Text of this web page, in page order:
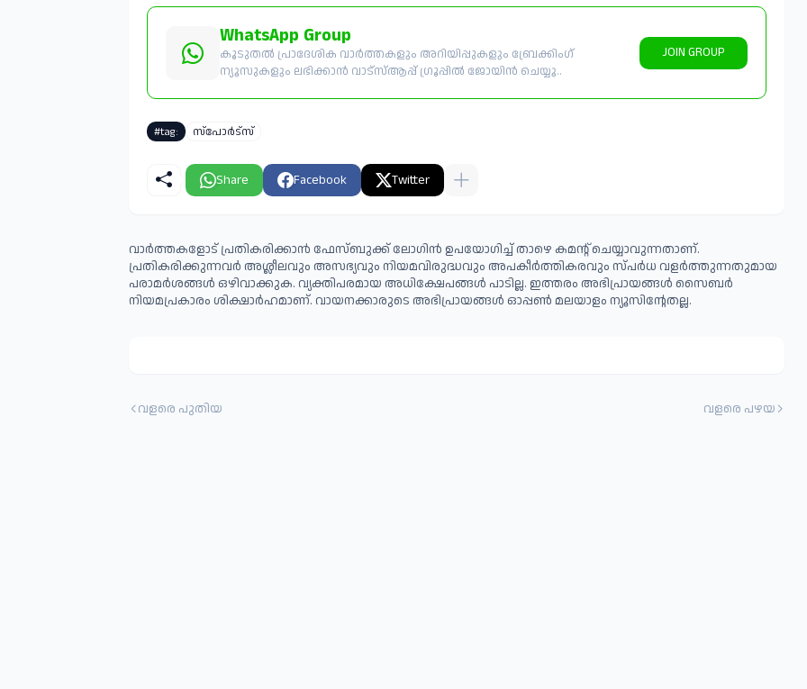
WhatsApp Group
കൂടുതൽ പ്രാദേശിക വാർത്തകളും അറിയിപ്പുകളും ബ്രേക്കിംഗ്
ന്യൂസുകളും ലഭിക്കാൻ വാട്സ്ആപ്പ് ഗ്രൂപ്പിൽ ജോയിൻ ചെയ്യൂ..
JOIN GROUP
#tag: സ്പോർട്സ്
Share Facebook Twitter
വാർത്തകളോട് പ്രതികരിക്കാൻ ഫേസ്ബുക്ക് ലോഗിൻ ഉപയോഗിച്ച് താഴെ കമന്റ് ചെയ്യാവുന്നതാണ്.
പ്രതികരിക്കുന്നവര്‍ അശ്ലീലവും അസഭ്യവും നിയമവിരുദ്ധവും അപകീര്‍ത്തികരവും സ്പര്‍ധ വളര്‍ത്തുന്നതുമായ
പരാമര്‍ശങ്ങള്‍ ഒഴിവാക്കുക. വ്യക്തിപരമായ അധിക്ഷേപങ്ങള്‍ പാടില്ല. ഇത്തരം അഭിപ്രായങ്ങള്‍ സൈബര്‍
നിയമപ്രകാരം ശിക്ഷാര്‍ഹമാണ്. വായനക്കാരുടെ അഭിപ്രായങ്ങള്‍ ഓപ്പൺ മലയാളം ന്യൂസിന്റേതല്ല.
വളരെ പുതിയ വളരെ പഴയ